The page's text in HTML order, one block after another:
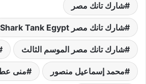
شارك تانك مصر
شارك تانك مصر Shark Tank Egypt
شارك تانك مصر الموسم الثالث
محمد إسماعيل منصور منى